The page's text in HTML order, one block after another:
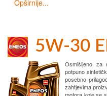
Opširnije...
5W-30
Osmišljeno za
potpuno
posebno
zahtjevima